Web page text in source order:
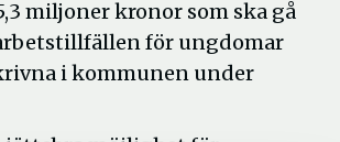
miljoner kronor som ska gå
för ungdomar
i kommunen under